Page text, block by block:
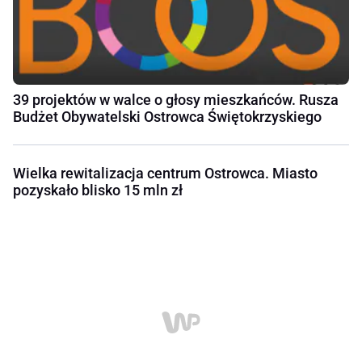
39 projektów w walce o głosy mieszkańców. Rusza
Budżet Obywatelski Ostrowca Świętokrzyskiego
Wielka rewitalizacja centrum Ostrowca. Miasto
pozyskało blisko 15 mln zł